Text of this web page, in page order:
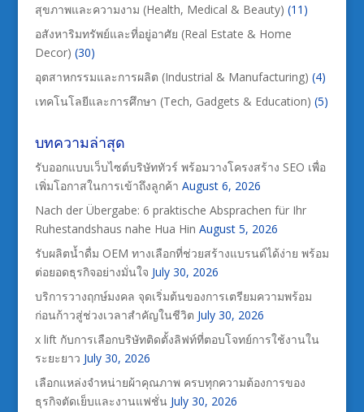
สุขภาพและความงาม (Health, Medical & Beauty) (11)
อสังหาริมทรัพย์และที่อยู่อาศัย (Real Estate & Home
Decor) (30)
อุตสาหกรรมและการผลิต (Industrial & Manufacturing) (4)
เทคโนโลยีและการศึกษา (Tech, Gadgets & Education) (5)
บทความล่าสุด
รับออกแบบเว็บไซต์บริษัททัวร์ พร้อมวางโครงสร้าง SEO เพื่อ
เพิ่มโอกาสในการเข้าถึงลูกค้า August 6, 2026
Nach der Übergabe: 6 praktische Absprachen für Ihr
Ruhestandshaus nahe Hua Hin August 5, 2026
รับผลิตน้ำดื่ม OEM ทางเลือกที่ช่วยสร้างแบรนด์ได้ง่าย พร้อม
ต่อยอดธุรกิจอย่างมั่นใจ July 30, 2026
บริการวางฤกษ์มงคล จุดเริ่มต้นของการเตรียมความพร้อม
ก่อนก้าวสู่ช่วงเวลาสำคัญในชีวิต July 30, 2026
x lift กับการเลือกบริษัทติดตั้งลิฟท์ที่ตอบโจทย์การใช้งานใน
ระยะยาว July 30, 2026
เลือกแหล่งจำหน่ายผ้าคุณภาพ ครบทุกความต้องการของ
ธุรกิจตัดเย็บและงานแฟชั่น July 30, 2026